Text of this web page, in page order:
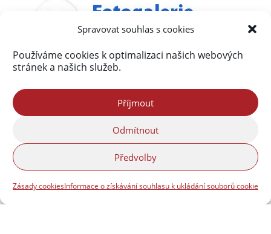
Spravovat souhlas s cookies
Používáme cookies k optimalizaci našich webových
stránek a našich služeb.
Příjmout
Odmítnout
Předvolby
Zásady cookiesInformace o získávání souhlasu k ukládání souborů cookie